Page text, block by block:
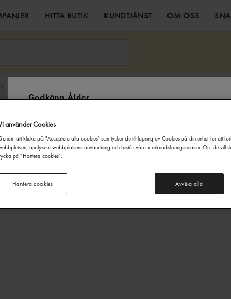
HITTA BUTIK KUNDTJÄNST OM OSS
Godkänn Ålder
och besök på denna webbplats måste du vara 20 år eller äldre.
JAG ÄR UNDER 20 ÅR JAG ÄR 20 ÅR ELLER ÄLDRE
använder Cookies
att klicka på "Acceptera alla cookies" samtycker du till lagring av Cookies på din enhet för att
analysera webbplatsens användning och bistå i våra marknadsföringsinsatser. Om du vill
på "Hantera cookies".
Avvisa alla
Hantera cookies